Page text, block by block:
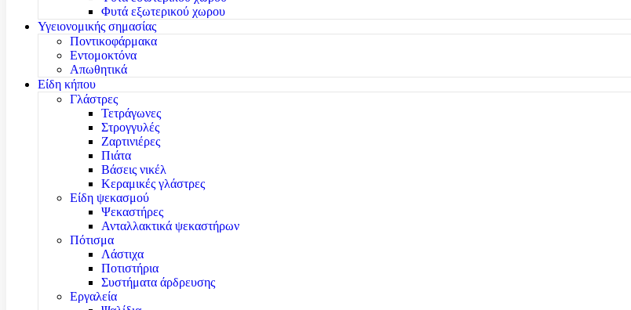
Φυτά εξωτερικού χωρου
Υγειονομικής σημασίας
Ποντικοφάρμακα
Εντομοκτόνα
Απωθητικά
Είδη κήπου
Γλάστρες
Τετράγωνες
Στρογγυλές
Ζαρτινιέρες
Πιάτα
Βάσεις νικέλ
Κεραμικές γλάστρες
Είδη ψεκασμού
Ψεκαστήρες
Ανταλλακτικά ψεκαστήρων
Πότισμα
Λάστιχα
Ποτιστήρια
Συστήματα άρδρευσης
Εργαλεία